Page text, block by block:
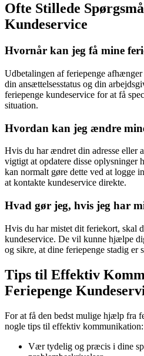
Ofte Stillede
Kundeservice
Hvornår kan jeg få mine
Udbetalingen af feriepenge
din ansættelsesstatus og din
feriepenge kundeservice for at få
situation.
Hvordan kan jeg ændre
Hvis du har ændret din adresse eller
vigtigt at opdatere disse oplysninger
kan normalt gøre dette ved at logge
at kontakte kundeservice direkte.
Hvad gør jeg, hvis jeg har
Hvis du har mistet dit feriekort, skal
kundeservice. De vil kunne hjælpe
og sikre, at dine feriepenge stadig er
Tips til Effektiv
Feriepenge
For at få den bedst mulige hjælp fra
nogle tips til effektiv kommunikation:
Vær tydelig og præcis i dine